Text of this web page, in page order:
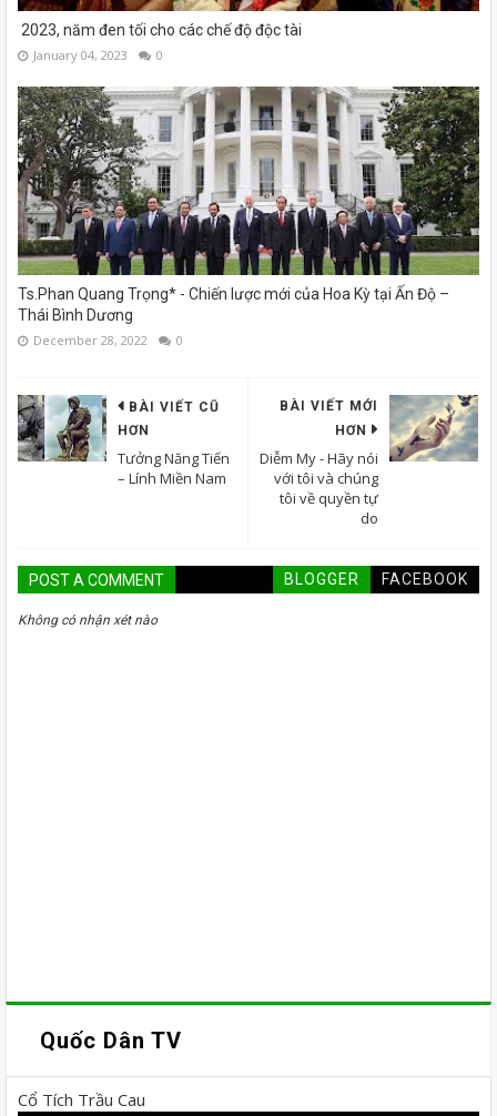
2023, năm đen tối cho các chế độ độc tài
January 04, 2023 0
Ts.Phan Quang Trọng* - Chiến lược mới của Hoa Kỳ tại Ấn Độ –
Thái Bình Dương
December 28, 2022 0
BÀI VIẾT MỚI
HƠN
Diễm My - Hãy nói
với tôi và chúng
tôi về quyền tự
do
BÀI VIẾT CŨ
HƠN
Tưởng Năng Tiến
– Lính Miền Nam
POST A COMMENT BLOGGER FACEBOOK
Không có nhận xét nào
Quốc Dân TV
Cổ Tích Trầu Cau